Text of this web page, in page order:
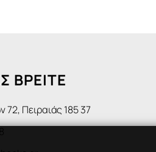
ΒΡΕΙΤΕ
72, Πειραιάς 185 37